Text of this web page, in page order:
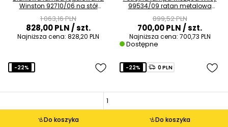
Winston 92710/06 na stół
1 063,16 PLN
828,00 PLN/ szt.
Najniższa cena: 828,20 PLN
99534/09 ratan metalowa
899,52 PLN
700,00 PLN/ szt.
Najniższa cena: 700,73 PLN
Dostępne
Do koszyka
-22%
Do koszyka
-22% 0 PLN